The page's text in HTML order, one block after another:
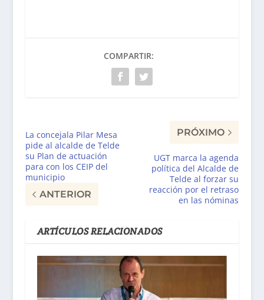
COMPARTIR:
La concejala Pilar Mesa
pide al alcalde de Telde
su Plan de actuación
para con los CEIP del
municipio
ANTERIOR
PRÓXIMO
UGT marca la agenda
política del Alcalde de
Telde al forzar su
reacción por el retraso
en las nóminas
ARTÍCULOS RELACIONADOS